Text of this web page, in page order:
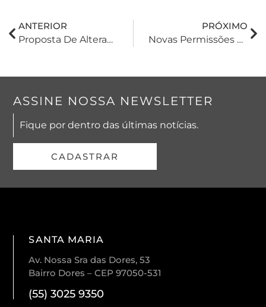
ANTERIOR
Proposta De Alterações No Direito De Herança Para Cônjuges/companheiros
PRÓXIMO
Novas Permissões De Publicidade Médica: Você Está A Par?
ASSINE NOSSA NEWSLETTER
Fique por dentro das últimas notícias.
CADASTRAR
SANTA MARIA
Av. Nossa Sra das Dores, 53
Bairro Dores – CEP 97050-531
(55) 3025 9350